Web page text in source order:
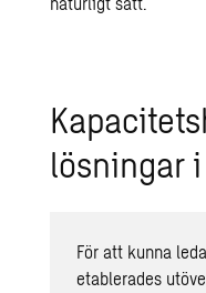
lös­ning­ar
För att kunna
etablerades